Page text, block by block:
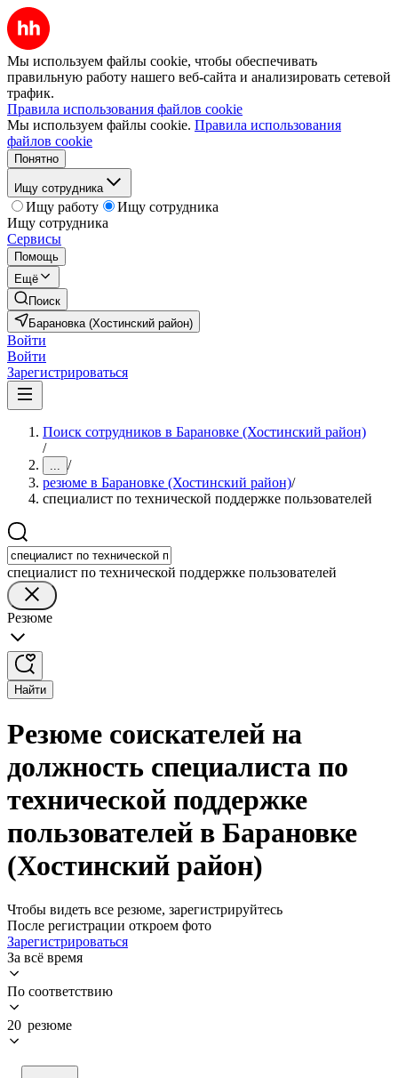
Мы используем файлы cookie, чтобы обеспечивать
правильную работу нашего веб-сайта и анализировать сетевой
трафик.
Правила использования файлов cookie
Мы используем файлы cookie. Правила использования
файлов cookie
Понятно
Ищу сотрудника
Ищу работу
Ищу сотрудника
Ищу сотрудника
Сервисы
Помощь
Ещё
Поиск
Барановка (Хостинский район)
Войти
Войти
Зарегистрироваться
Поиск сотрудников в Барановке (Хостинский район)
/
... /
резюме в Барановке (Хостинский район)/
специалист по технической поддержке пользователей
специалист по технической поддержке пользователей
Резюме
Найти
Резюме соискателей на
должность специалиста по
технической поддержке
пользователей в Барановке
(Хостинский район)
Чтобы видеть все резюме, зарегистрируйтесь
После регистрации откроем фото
Зарегистрироваться
За всё время
По соответствию
20 резюме